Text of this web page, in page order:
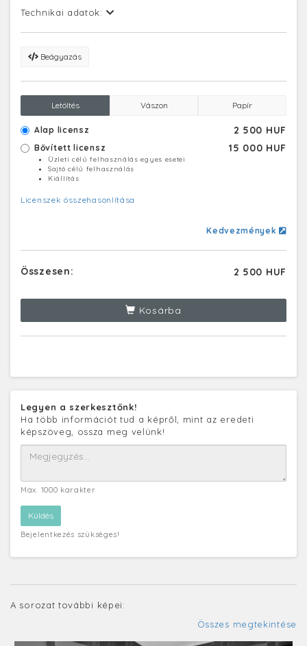
hűségjutalmak nettó összege több ezer forinttal
bányászok úgy értékelték, mint munkájuk lebecsülését,
eredményeként a bányászok a kormánnyal
Technikai adatok:
Beágyazás
Letöltés Vászon Papír
Alap licensz 2 500 HUF
Bővített licensz 15 000 HUF
Üzleti célú felhasználás egyes esetei
Sajtó célú felhasználás
Kiállítás
Licenszek összehasonlítása
Kedvezmények
Összesen: 2 500 HUF
Kosárba
Legyen a szerkesztőnk!
Ha több információt tud a képről, mint az eredeti
képszöveg, ossza meg velünk!
Max. 1000 karakter
Bejelentkezés szükséges!
A sorozat további képei:
Összes megtekintése